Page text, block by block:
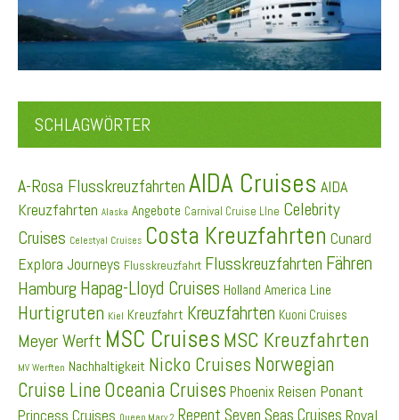
SCHLAGWÖRTER
A-Rosa Flusskreuzfahrten AIDA Cruises AIDA
Kreuzfahrten Alaska Angebote Carnival Cruise LIne Celebrity
Cruises Celestyal Cruises Costa Kreuzfahrten Cunard
Explora Journeys Flusskreuzfahrt Flusskreuzfahrten Fähren
Hamburg Hapag-Lloyd Cruises Holland America Line
Hurtigruten Kiel Kreuzfahrt Kreuzfahrten Kuoni Cruises
Meyer Werft MSC Cruises MSC Kreuzfahrten
MV Werften Nachhaltigkeit Nicko Cruises Norwegian
Cruise Line Oceania Cruises Phoenix Reisen Ponant
Princess Cruises Queen Mary 2 Regent Seven Seas Cruises Royal